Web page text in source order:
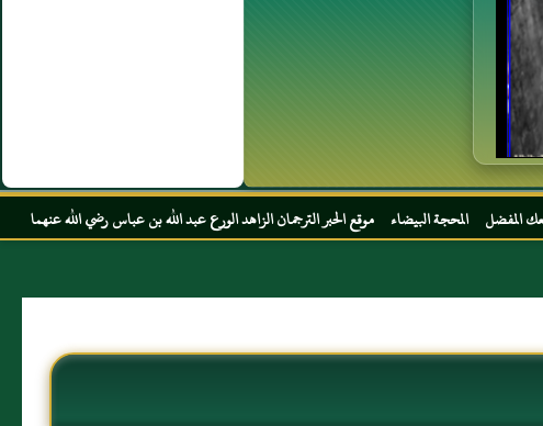
موقع الحبر الترجمان الزاهد الورع عبد الله بن عباس رضي الله عنهما